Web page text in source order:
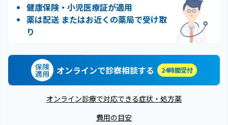
健康保険・小児医療証が適用
薬は配送 またはお近くの薬局で受け取
り
保険
適用 オンラインで診察相談する 24時間受付
オンライン診療で対応できる症状・処方薬
費用の目安